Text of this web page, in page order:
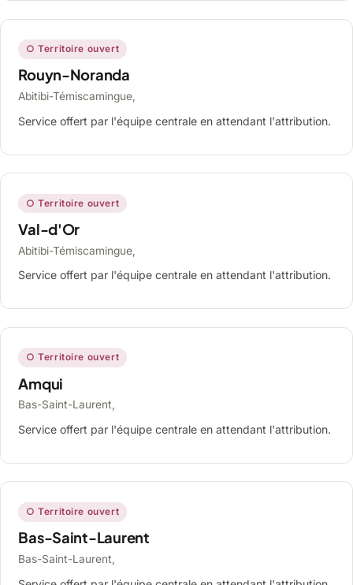
○ Territoire ouvert
Rouyn-Noranda
Abitibi-Témiscamingue,
Service offert par l'équipe centrale en attendant l'attribution.
○ Territoire ouvert
Val-d'Or
Abitibi-Témiscamingue,
Service offert par l'équipe centrale en attendant l'attribution.
○ Territoire ouvert
Amqui
Bas-Saint-Laurent,
Service offert par l'équipe centrale en attendant l'attribution.
○ Territoire ouvert
Bas-Saint-Laurent
Bas-Saint-Laurent,